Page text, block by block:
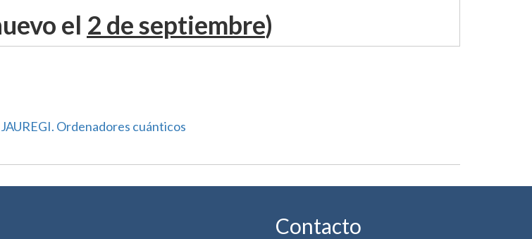
el 2 de septiembre)
Ordenadores cuánticos
Contacto